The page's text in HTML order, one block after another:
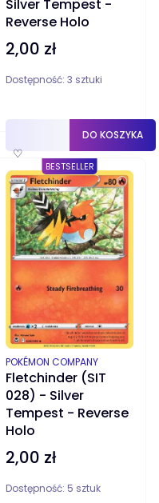
Silver Tempest -
Reverse Holo
Cena
2,00 zł
Dostępność: 3 sztuki
♡
DO KOSZYKA
BESTSELLER
Fletchinder (SIT
028) - Silver
Tempest - Reverse
Holo
PRODUCENT
POKÉMON COMPANY
Cena
2,00 zł
Dostępność: 5 sztuk